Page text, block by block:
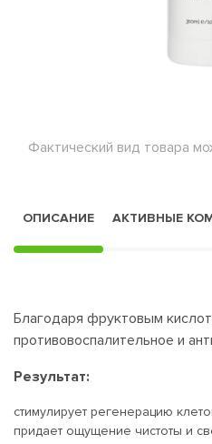
Фактический вид товара
ОПИСАНИЕ АКТИВНЫЕ
Благодаря фруктовым
противовоспалительное и
Результат:
стимулирует регенерацию
придает ощущение чистоты и